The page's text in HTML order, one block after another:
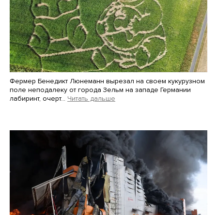
Фермер Бенедикт Люнеманн вырезал на своем кукурузном
поле неподалеку от города Зельм на западе Германии
лабиринт, очерт… Читать дальше